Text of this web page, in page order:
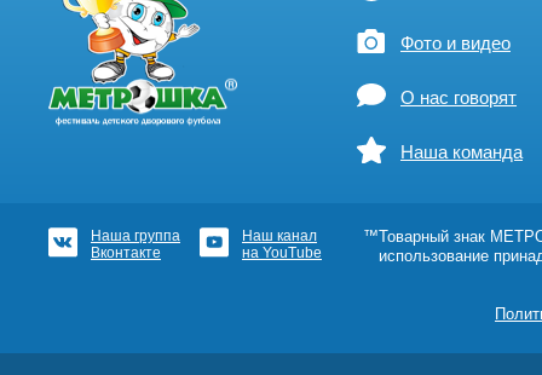
Фото и видео
О нас говорят
Наша команда
Наша группа
Вконтакте
Наш канал
на YouTube
™Товарный знак
использование